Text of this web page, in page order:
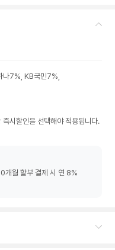
7%, KB국민7%,
시할인을 선택해야 적용됩니다.
개월 할부 결제 시 연 8%